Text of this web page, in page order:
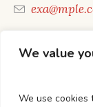
We value
We use cookies